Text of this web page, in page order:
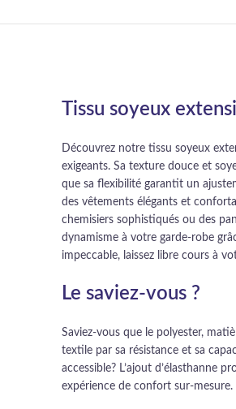
Tissu soyeux
Découvrez notre tissu soyeux
exigeants. Sa texture douce et
que sa flexibilité garantit un
des vêtements élégants et
chemisiers sophistiqués ou des
dynamisme à votre garde-robe
impeccable, laissez libre cours à
Le saviez-vous ?
Saviez-vous que le polyester,
textile par sa résistance et sa
accessible? L’ajout d’élasthanne
expérience de confort sur-mesure.